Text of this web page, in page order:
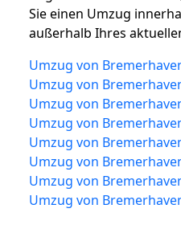
Sie einen Umzug
außerhalb Ihres
Umzug von
Umzug von
Umzug von
Umzug von
Umzug von
Umzug von
Umzug von
Umzug von